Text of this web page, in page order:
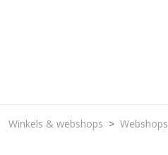
Winkels & webshops Webshops